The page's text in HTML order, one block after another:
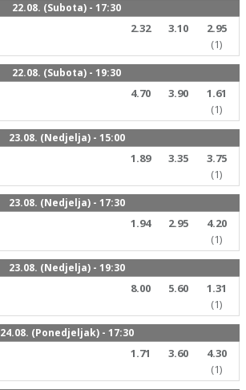
22.08. (Subota) - 17:30
2.32 3.10
2.95
(1)
22.08. (Subota) - 19:30
4.70 3.90
1.61
(1)
23.08. (Nedjelja) - 15:00
1.89 3.35
3.75
(1)
23.08. (Nedjelja) - 17:30
1.94 2.95
4.20
(1)
23.08. (Nedjelja) - 19:30
8.00 5.60
1.31
(1)
24.08. (Ponedjeljak) - 17:30
1.71 3.60
4.30
(1)